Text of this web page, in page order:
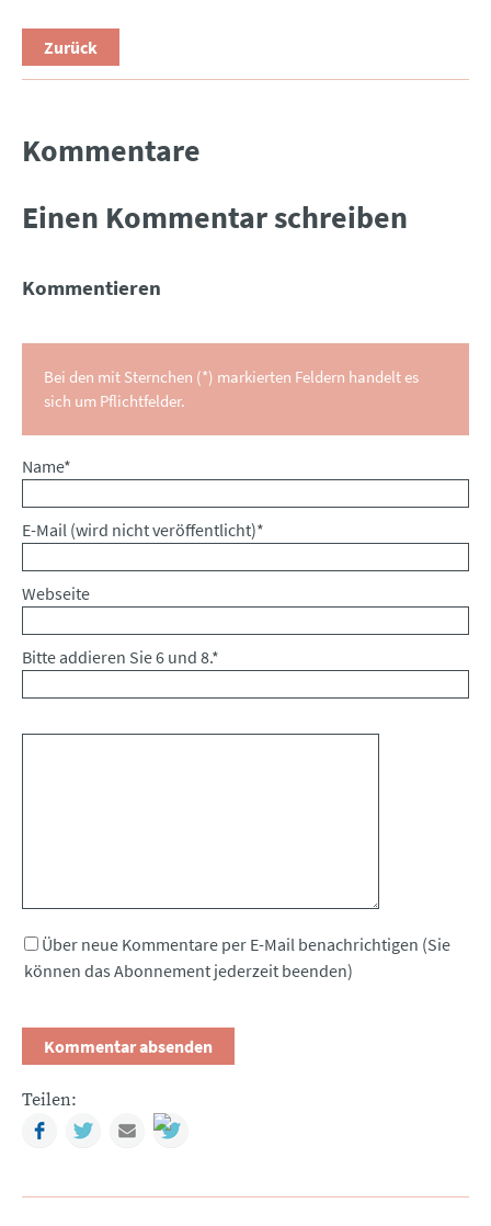
Zurück
Kommentare
Einen Kommentar schreiben
Kommentieren
Bei den mit Sternchen (*) markierten Feldern handelt es
sich um Pflichtfelder.
Pflichtfeld
Name*
Pflichtfeld
E-Mail (wird nicht veröffentlicht)*
Webseite
Bitte addieren Sie 6 und 8.*
Über neue Kommentare per E-Mail benachrichtigen (Sie
können das Abonnement jederzeit beenden)
Teilen:
FacebookTwitterMail